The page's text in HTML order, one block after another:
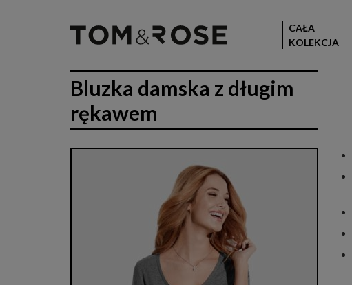
CAŁA
KOLEKCJA
Bluzka damska z długim
rękawem